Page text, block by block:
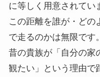
に等しく用意されてい
この距離を誰が・どの
で走るのかは無限です。
昔の貴族が「自分の家
観たい」という理由で